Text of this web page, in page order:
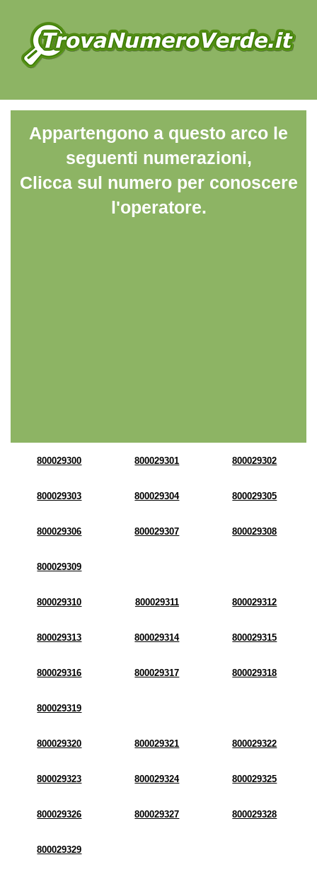
Appartengono a questo arco le
seguenti numerazioni,
Clicca sul numero per conoscere
l'operatore.
800029300 800029301 800029302
800029303 800029304 800029305
800029306 800029307 800029308
800029309
800029310 800029311 800029312
800029313 800029314 800029315
800029316 800029317 800029318
800029319
800029320 800029321 800029322
800029323 800029324 800029325
800029326 800029327 800029328
800029329